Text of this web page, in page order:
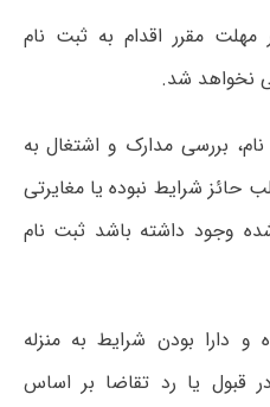
مقرر اقدام به ثبت نام
نخواهد شد.
بررسی مدارک و اشتغال به
شرایط نبوده یا مغایرتی
وجود داشته باشد ثبت نام
دارا بودن شرایط به منزله
قبول یا رد تقاضا بر اساس